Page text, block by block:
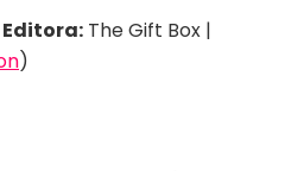
Editora: The Gift Box |
)